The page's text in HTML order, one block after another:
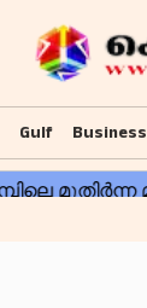
Gulf Business